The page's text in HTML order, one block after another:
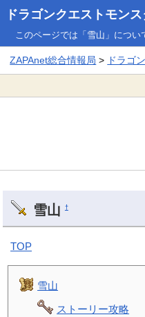
ドラゴンクエストモン
このページでは「雪山」につい
ZAPAnet総合情報局 > ドラゴ
雪山 †
TOP
雪山
ストーリー攻略